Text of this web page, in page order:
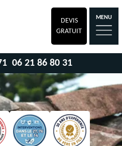
DEVIS
GRATUIT
MENU
06 21 86 80 31